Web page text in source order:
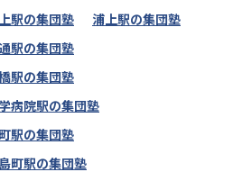
駅の集団塾
浦上駅の集団塾
駅の集団塾
駅の集団塾
病院駅の集団塾
駅の集団塾
町駅の集団塾